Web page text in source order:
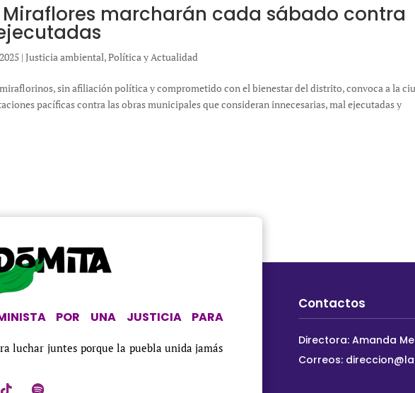
marcharán cada sábado contra
|Justicia ambiental,Política y Actualidad
sin afiliación política y comprometido con el bienestar del distrito, convoca a la
pacíficas contra las obras municipales que consideran innecesarias, mal ejecutadas y
POR UNA JUSTICIA PARA
luchar juntes porque la puebla unida jamás
Contactos
Directora: Amanda
Correos: